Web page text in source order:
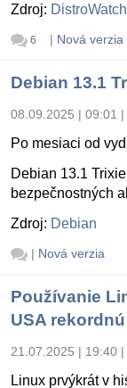
Zdroj:
6 | Nová verzia
Debian 13.1
08.09.2025 | 09:01 |
Po mesiaci od
Debian 13.1
bezpečnostných
Zdroj: Debian
| Nová verzia
Používanie
USA
21.07.2025 | 19:40 |
Linux prvýkrát v